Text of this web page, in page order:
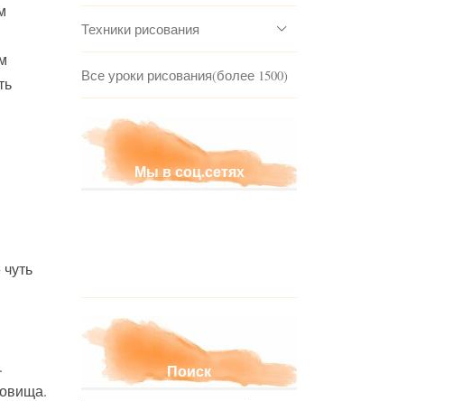
Техники рисования
Все уроки рисования(более 1500)
Мы в соц.сетях
Поиск